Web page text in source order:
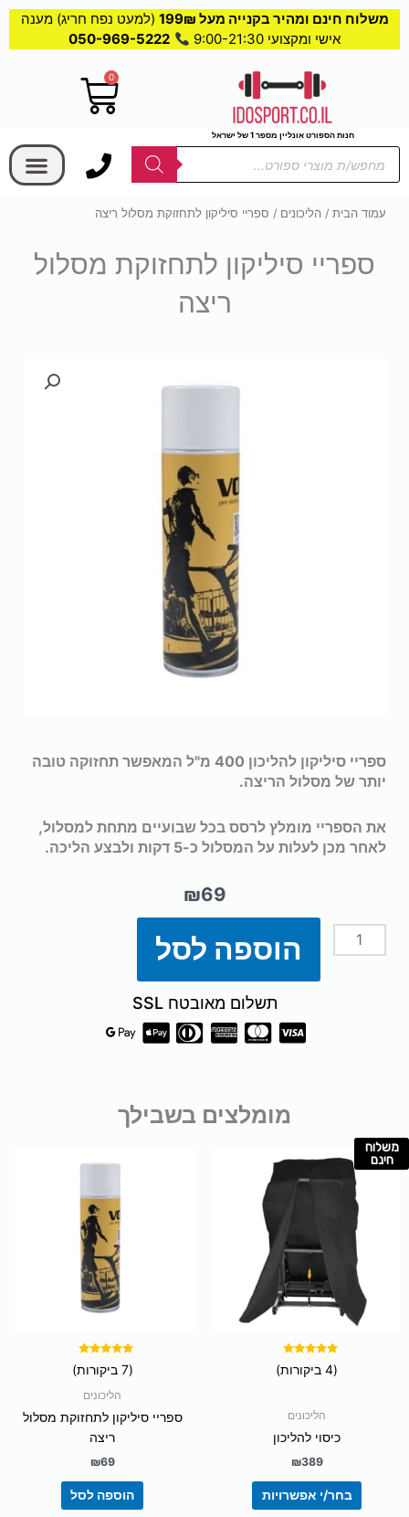
משלוח חינם ומהיר בקנייה מעל 199₪
(למעט נפח חריג) מענה
אישי ומקצועי 9:00-21:30
050-969-5222
חנות הספורט אונליין מספר 1 של ישראל
0
עגלת
קניות
Products
search
עמוד הבית / הליכונים / ספריי סיליקון לתחזוקת מסלול ריצה
ספריי סיליקון לתחזוקת מסלול
ריצה
ספריי סיליקון להליכון 400 מ"ל המאפשר תחזוקה טובה
יותר של מסלול הריצה.
את הספריי מומלץ לרסס בכל שבועיים מתחת למסלול,
לאחר מכן לעלות על המסלול כ-5 דקות ולבצע הליכה.
₪69
כמות
מסלול
הוספה לסל
תשלום מאובטח SSL
מומלצים בשבילך
משלוח
חינם
5.00
(4 ביקורות)
הליכונים
כיסוי להליכון
₪389
בחר/י אפשרויות
למוצר
זה
סוגים.
ניתן
לבחור
את
האפשרויות
המוצר
5.00
(7 ביקורות)
הליכונים
ספריי סיליקון לתחזוקת מסלול
ריצה
₪69
הוספה לסל